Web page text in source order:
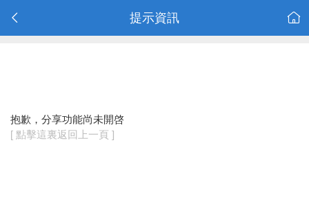
提示資訊
抱歉，分享功能尚未開啓
[ 點擊這裏返回上一頁 ]